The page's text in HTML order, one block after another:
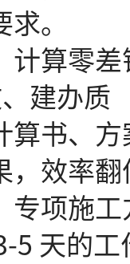
。
算零差
、建办
算书、
效率翻
专项施
5 天的